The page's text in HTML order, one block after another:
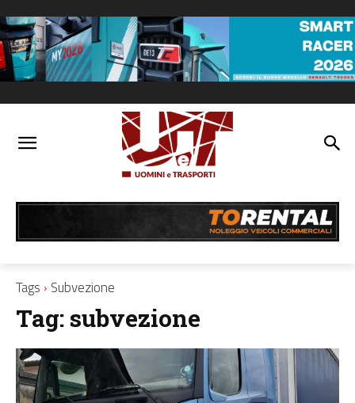
Tags Subvezione
Tag: subvezione